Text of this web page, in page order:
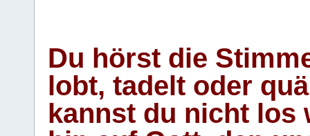
Du hörst die
lobt, tadelt oder
kannst du nicht los